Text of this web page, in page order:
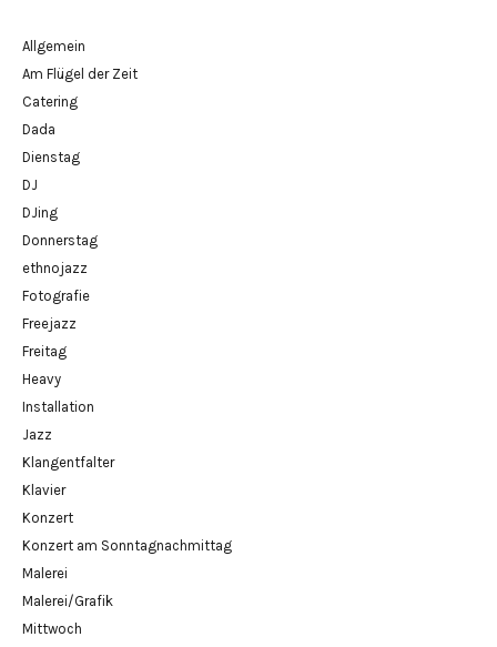
Allgemein
Am Flügel der Zeit
Catering
Dada
Dienstag
DJ
DJing
Donnerstag
ethnojazz
Fotografie
Freejazz
Freitag
Heavy
Installation
Jazz
Klangentfalter
Klavier
Konzert
Konzert am Sonntagnachmittag
Malerei
Malerei/Grafik
Mittwoch